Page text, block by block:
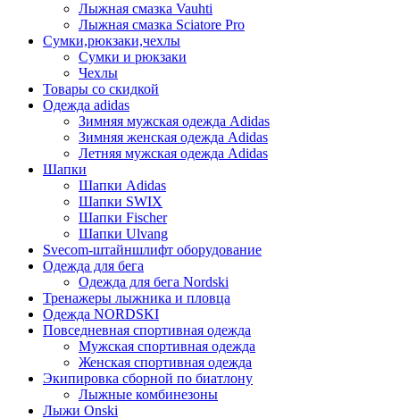
Лыжная смазка Vauhti
Лыжная смазка Sciatore Pro
Сумки,рюкзаки,чехлы
Сумки и рюкзаки
Чехлы
Товары со скидкой
Одежда adidas
Зимняя мужская одежда Adidas
Зимняя женская одежда Adidas
Летняя мужская одежда Adidas
Шапки
Шапки Adidas
Шапки SWIX
Шапки Fischer
Шапки Ulvang
Svecom-штайншлифт оборудование
Одежда для бега
Одежда для бега Nordski
Тренажеры лыжника и пловца
Одежда NORDSKI
Повседневная спортивная одежда
Мужская спортивная одежда
Женская спортивная одежда
Экипировка сборной по биатлону
Лыжные комбинезоны
Лыжи Onski